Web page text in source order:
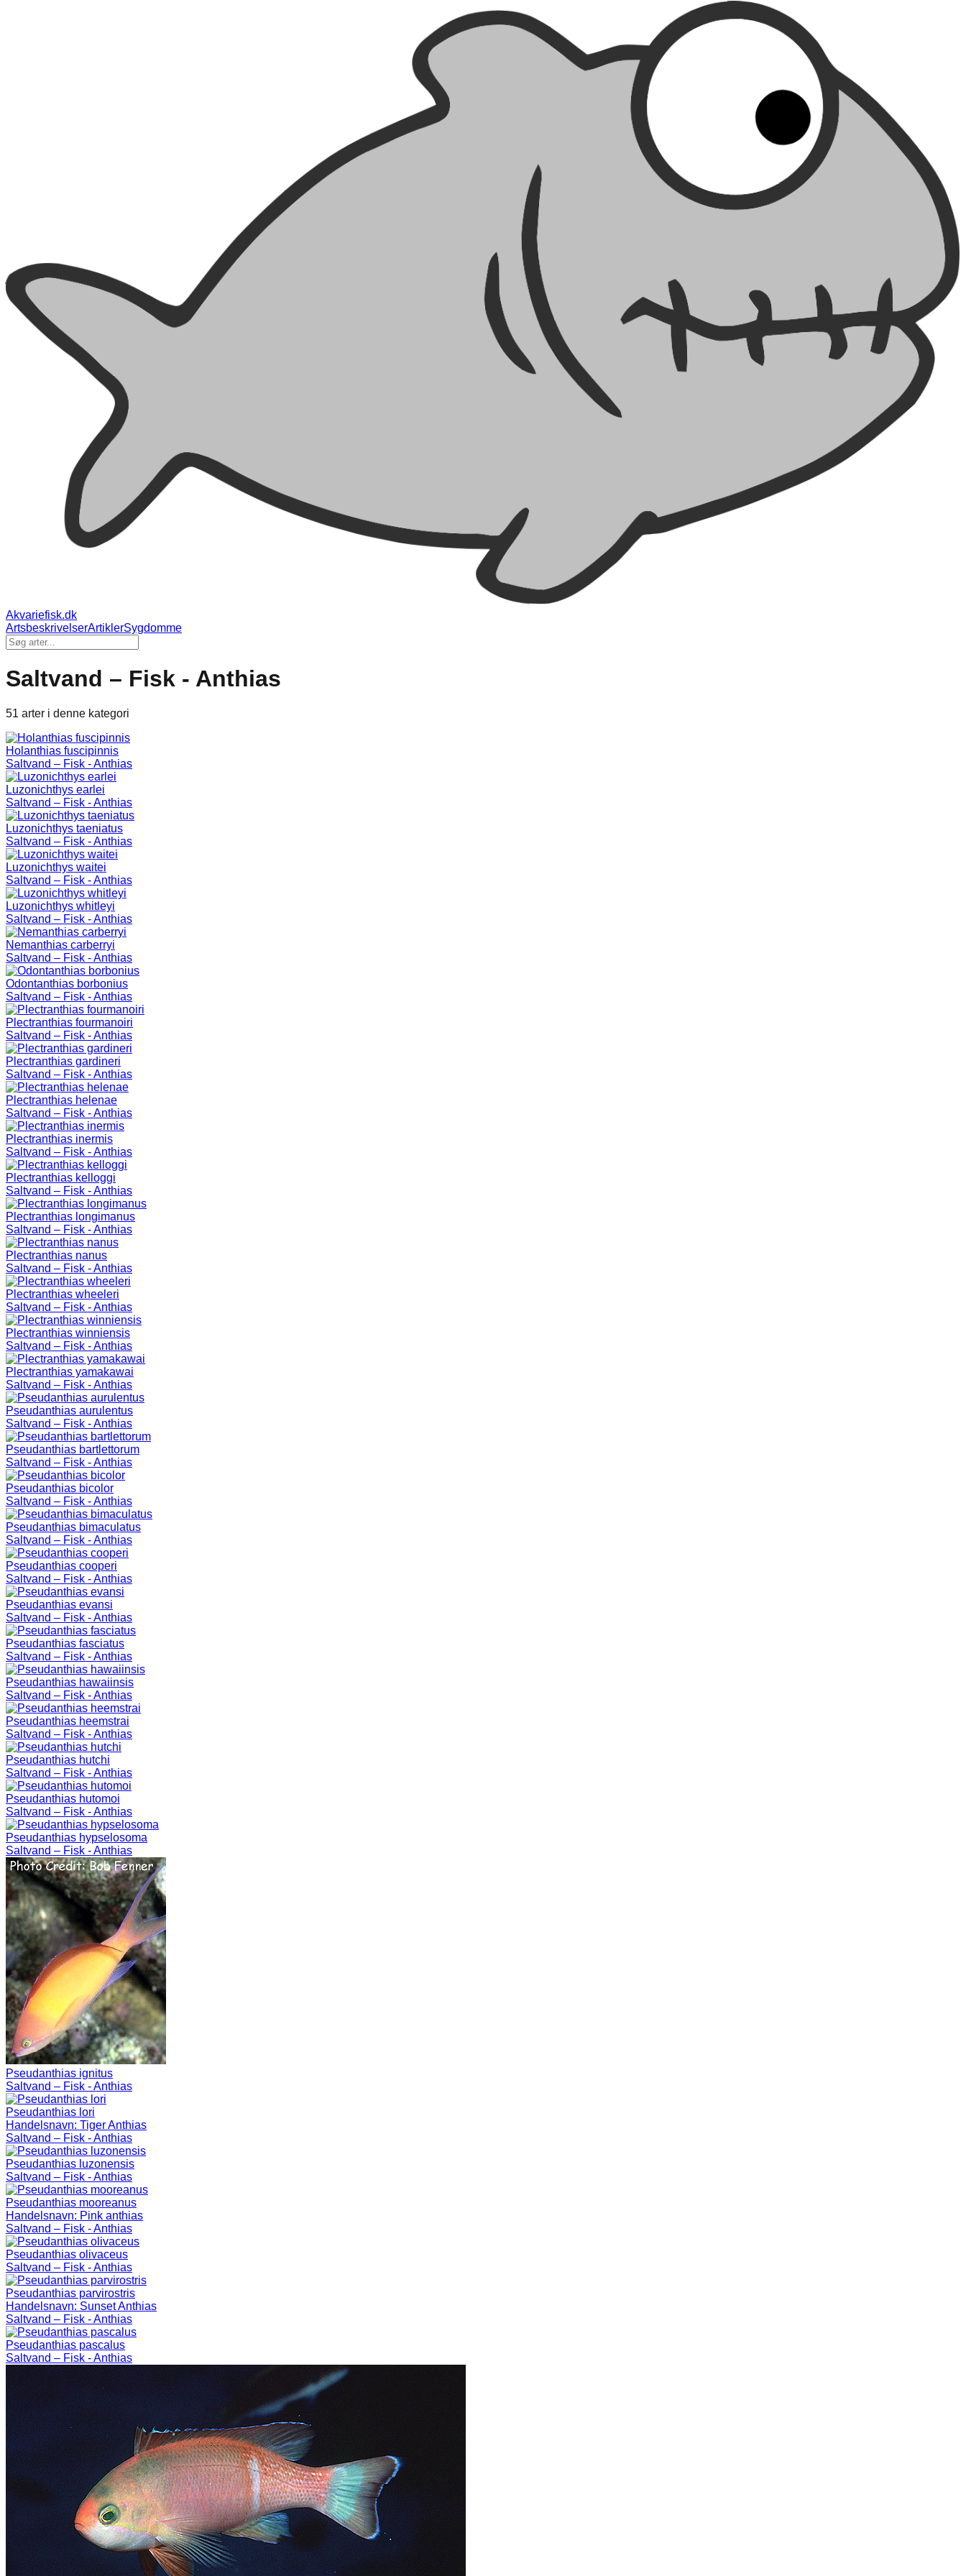
Akvariefisk.dk
ArtsbeskrivelserArtiklerSygdomme
Saltvand – Fisk - Anthias
51 arter i denne kategori
Holanthias fuscipinnis
Saltvand – Fisk - Anthias
Luzonichthys earlei
Saltvand – Fisk - Anthias
Luzonichthys taeniatus
Saltvand – Fisk - Anthias
Luzonichthys waitei
Saltvand – Fisk - Anthias
Luzonichthys whitleyi
Saltvand – Fisk - Anthias
Nemanthias carberryi
Saltvand – Fisk - Anthias
Odontanthias borbonius
Saltvand – Fisk - Anthias
Plectranthias fourmanoiri
Saltvand – Fisk - Anthias
Plectranthias gardineri
Saltvand – Fisk - Anthias
Plectranthias helenae
Saltvand – Fisk - Anthias
Plectranthias inermis
Saltvand – Fisk - Anthias
Plectranthias kelloggi
Saltvand – Fisk - Anthias
Plectranthias longimanus
Saltvand – Fisk - Anthias
Plectranthias nanus
Saltvand – Fisk - Anthias
Plectranthias wheeleri
Saltvand – Fisk - Anthias
Plectranthias winniensis
Saltvand – Fisk - Anthias
Plectranthias yamakawai
Saltvand – Fisk - Anthias
Pseudanthias aurulentus
Saltvand – Fisk - Anthias
Pseudanthias bartlettorum
Saltvand – Fisk - Anthias
Pseudanthias bicolor
Saltvand – Fisk - Anthias
Pseudanthias bimaculatus
Saltvand – Fisk - Anthias
Pseudanthias cooperi
Saltvand – Fisk - Anthias
Pseudanthias evansi
Saltvand – Fisk - Anthias
Pseudanthias fasciatus
Saltvand – Fisk - Anthias
Pseudanthias hawaiinsis
Saltvand – Fisk - Anthias
Pseudanthias heemstrai
Saltvand – Fisk - Anthias
Pseudanthias hutchi
Saltvand – Fisk - Anthias
Pseudanthias hutomoi
Saltvand – Fisk - Anthias
Pseudanthias hypselosoma
Saltvand – Fisk - Anthias
Pseudanthias ignitus
Saltvand – Fisk - Anthias
Pseudanthias lori
Handelsnavn: Tiger Anthias
Saltvand – Fisk - Anthias
Pseudanthias luzonensis
Saltvand – Fisk - Anthias
Pseudanthias mooreanus
Handelsnavn: Pink anthias
Saltvand – Fisk - Anthias
Pseudanthias olivaceus
Saltvand – Fisk - Anthias
Pseudanthias parvirostris
Handelsnavn: Sunset Anthias
Saltvand – Fisk - Anthias
Pseudanthias pascalus
Saltvand – Fisk - Anthias